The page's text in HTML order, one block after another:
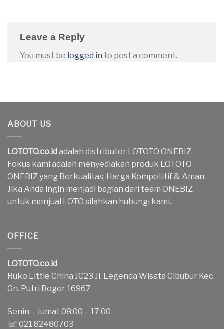
Leave a Reply
You must be logged in to post a comment.
ABOUT US
LOTOTO.co.idadalah distributor LOTOTO ONEBIZ.
Fokus kami adalah menyediakan produk LOTOTO
ONEBIZ yang Berkualitas, Harga Kompetitif & Aman.
Jika Anda ingin menjadi bagian dari team ONEBIZ
untuk menjual LOTO silahkan hubungi kami.
OFFICE
LOTOTO.co.id
Ruko Little China JC23 Jl. Legenda Wisata Cibubur Kec.
Gn. Putri Bogor 16967
Senin – Jumat 08:00 – 17:00
☏ 021 82480703